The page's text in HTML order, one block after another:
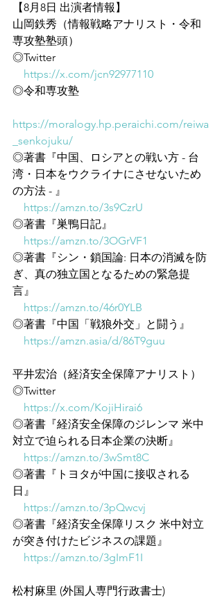
【8月8日 出演者情報】
山岡鉄秀（情報戦略アナリスト・令和
専攻塾塾頭）
◎Twitter
https://x.com/jcn92977110
◎令和専攻塾
https://moralogy.hp.peraichi.com/reiwa
_senkojuku/
◎著書『中国、ロシアとの戦い方 - 台
湾・日本をウクライナにさせないため
の方法 - 』
https://amzn.to/3s9CzrU
◎著書『巣鴨日記』
https://amzn.to/3OGrVF1
◎著書『シン・鎖国論: 日本の消滅を防
ぎ、真の独立国となるための緊急提
言』
https://amzn.to/46r0YLB
◎著書『中国「戦狼外交」と闘う』
https://amzn.asia/d/86T9guu
平井宏治（経済安全保障アナリスト）
◎Twitter
https://x.com/KojiHirai6
◎著書『経済安全保障のジレンマ 米中
対立で迫られる日本企業の決断』
https://amzn.to/3wSmt8C
◎著書『トヨタが中国に接収される
日』
https://amzn.to/3pQwcvj
◎著書『経済安全保障リスク 米中対立
が突き付けたビジネスの課題』
https://amzn.to/3gImF1I
松村麻里 (外国人専門行政書士)